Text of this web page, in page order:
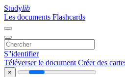
Studylib
Les documents Flashcards
S''identifier
Téléverser le document Créer des
×